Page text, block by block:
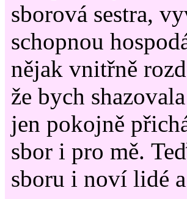
sborová sestra,
schopnou
nějak vnitřně
že bych
jen pokojně
sbor i pro mě.
sboru i noví lidé